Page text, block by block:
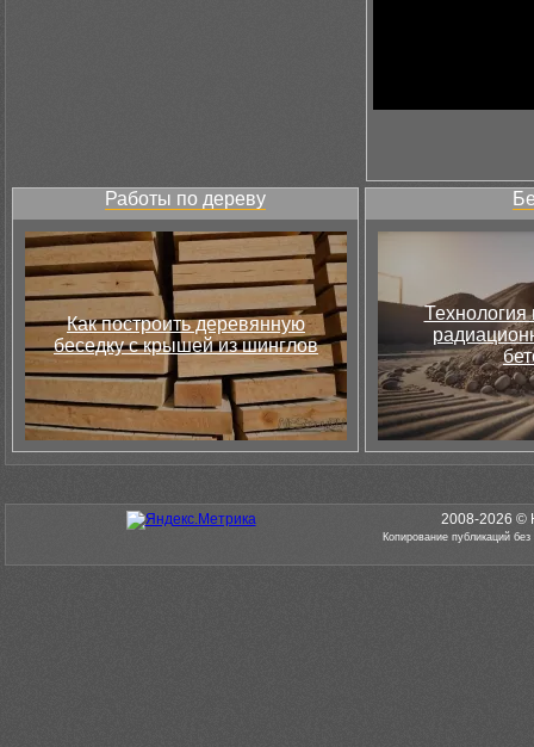
Работы по дереву
Как построить деревянную
беседку с крышей из шинглов
Технология
2008-2026 ©
Копирование публикаций